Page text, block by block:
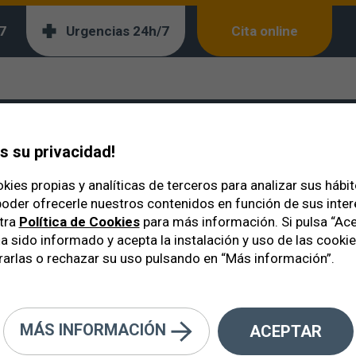
Urgencias 24h/7 Cita online
Temprano
y el
su privacidad!
propias y analíticas de terceros para analizar sus
ofrecerle nuestros contenidos en función de sus
Política de Cookiespara más información. Si pulsa
sido informado y acepta la instalación y uso de las
o rechazar su uso pulsando en “Más información”.
MÁS INFORMACIÓN ACEPTAR